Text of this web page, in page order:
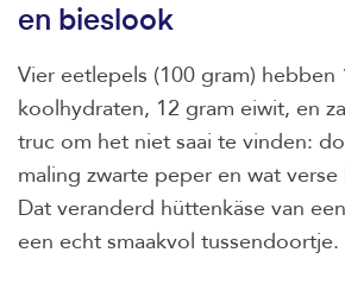
en bieslook
Vier eetlepels (100 gram) hebben
koolhydraten, 12 gram eiwit, en
truc om het niet saai te vinden:
maling zwarte peper en wat
Dat veranderd hüttenkäse van
een echt smaakvol tussendoortje.